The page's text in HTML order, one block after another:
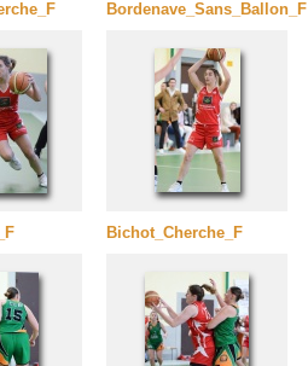
Bordenave_Sans_Ballon_F
Bichot_Cherche_F